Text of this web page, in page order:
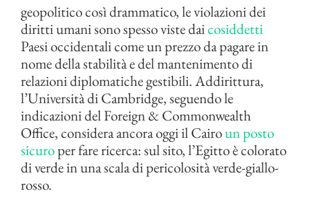
geopolitico così drammatico, le violazioni dei
diritti umani sono spesso viste daicosiddetti
Paesi occidentali come un prezzo da pagare in
nome della stabilità e del mantenimento di
relazioni diplomatiche gestibili. Addirittura,
l’Università di Cambridge, seguendo le
indicazioni del Foreign & Commonwealth
Office, considera ancora oggi il Cairoun posto
sicuroper fare ricerca: sul sito, l’Egitto è colorato
di verde in una scala di pericolosità verde-giallo-
rosso.